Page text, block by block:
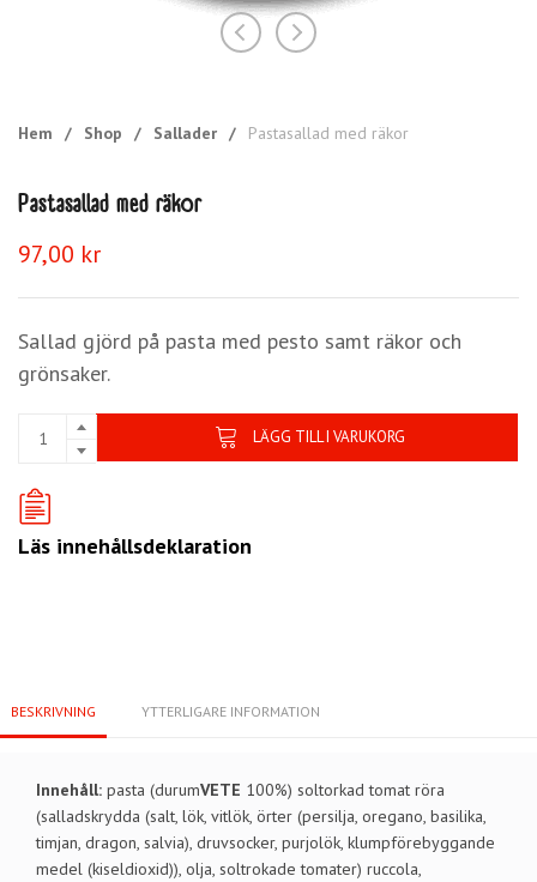
Hem / Shop / Sallader / Pastasallad med räkor
Pastasallad med räkor
97,00 kr
Sallad gjörd på pasta med pesto samt räkor och
grönsaker.
LÄGG TILL I VARUKORG
Läs innehållsdeklaration
BESKRIVNING YTTERLIGARE INFORMATION
Innehåll: pasta (durumVETE 100%) soltorkad tomat röra
(salladskrydda (salt, lök, vitlök, örter (persilja, oregano, basilika,
timjan, dragon, salvia), druvsocker, purjolök, klumpförebyggande
medel (kiseldioxid)), olja, soltrokade tomater) ruccola,